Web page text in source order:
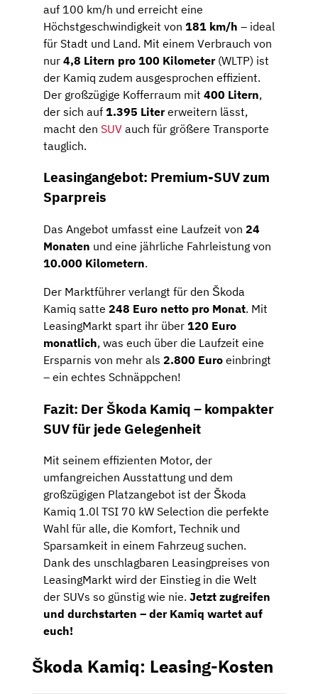
auf 100 km/h und erreicht eine
Höchstgeschwindigkeit von 181 km/h – ideal
für Stadt und Land. Mit einem Verbrauch von
nur 4,8 Litern pro 100 Kilometer(WLTP) ist
der Kamiq zudem ausgesprochen effizient.
Der großzügige Kofferraum mit 400 Litern,
der sich auf 1.395 Litererweitern lässt,
macht den SUV auch für größere Transporte
tauglich.
Leasingangebot: Premium-SUV zum
Sparpreis
Das Angebot umfasst eine Laufzeit von 24
Monaten und eine jährliche Fahrleistung von
10.000 Kilometern.
Der Marktführer verlangt für den Škoda
Kamiq satte 248 Euro netto pro Monat. Mit
LeasingMarkt spart ihr über 120 Euro
monatlich, was euch über die Laufzeit eine
Ersparnis von mehr als 2.800 Euro einbringt
– ein echtes Schnäppchen!
Fazit: Der Škoda Kamiq – kompakter
SUV für jede Gelegenheit
Mit seinem effizienten Motor, der
umfangreichen Ausstattung und dem
großzügigen Platzangebot ist der Škoda
Kamiq 1.0l TSI 70 kW Selection die perfekte
Wahl für alle, die Komfort, Technik und
Sparsamkeit in einem Fahrzeug suchen.
Dank des unschlagbaren Leasingpreises von
LeasingMarkt wird der Einstieg in die Welt
der SUVs so günstig wie nie. Jetzt zugreifen
und durchstarten – der Kamiq wartet auf
euch!
Škoda Kamiq: Leasing-Kosten